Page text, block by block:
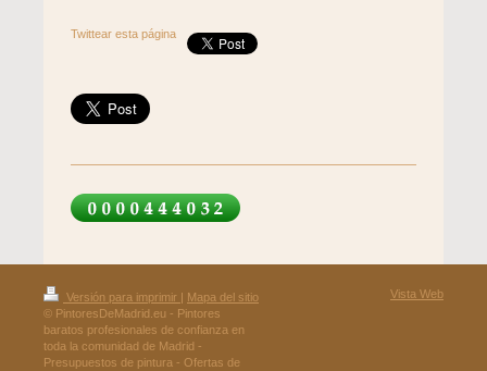
Twittear esta página
Versión para imprimir
Mapa del sitio
© PintoresDeMadrid.eu - Pintores
baratos profesionales de confianza en
toda la comunidad de Madrid -
Presupuestos de pintura - Ofertas de
Vista Web